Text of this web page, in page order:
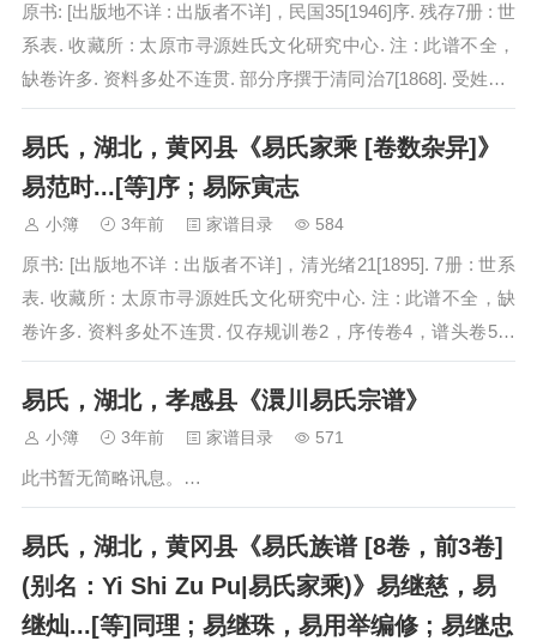
原书: [出版地不详 : 出版者不详]，民国35[1946]序. 残存7册 : 世
系表. 收藏所 : 太原市寻源姓氏文化研究中心. 注 : 此谱不全，
缺卷许多. 资料多处不连贯. 部分序撰于清同治7[1868]. 受姓祖 :
恺公. 毕公万…
易氏，湖北，黄冈县《易氏家乘 [卷数杂异]》
易范时...[等]序 ; 易际寅志
小簿 3年前 家谱目录 584
原书: [出版地不详 : 出版者不详]，清光绪21[1895]. 7册 : 世系
表. 收藏所 : 太原市寻源姓氏文化研究中心. 注 : 此谱不全，缺
卷许多. 资料多处不连贯. 仅存规训卷2，序传卷4，谱头卷5，
地字卷1，地字卷7，地字卷11…
易氏，湖北，孝感县《澴川易氏宗谱》
小簿 3年前 家谱目录 571
此书暂无简略讯息。…
易氏，湖北，黄冈县《易氏族谱 [8卷，前3卷]
(别名：Yi Shi Zu Pu|易氏家乘)》易继慈，易
继灿...[等]同理 ; 易继珠，易用举编修 ; 易继忠